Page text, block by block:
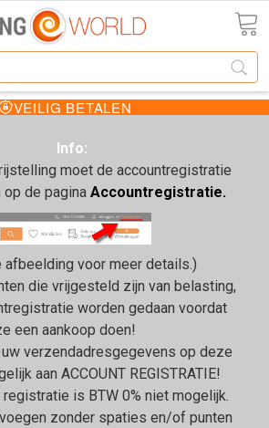
VEILIG BETALEN
Info:
moet de accountregistratie
op de pagina Accountregistratie.
afbeelding voor meer details.)
die vrijgesteld zijn van belasting,
worden gedaan voordat
een aankoop doen!
uw verzendadresgegevens op deze
aan ACCOUNT REGISTRATIE!
is BTW 0% niet mogelijk.
zonder spaties en/of punten